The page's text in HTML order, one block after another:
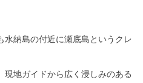
納島の付近に瀬底島というクレ
地ガイドから広く浸しみのある